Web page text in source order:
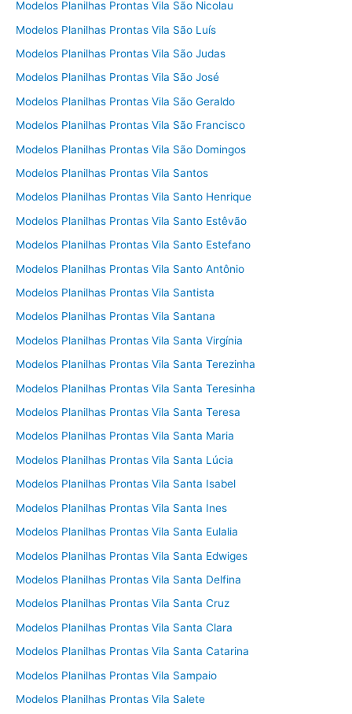
Modelos Planilhas Prontas Vila São Nicolau
Modelos Planilhas Prontas Vila São Luís
Modelos Planilhas Prontas Vila São Judas
Modelos Planilhas Prontas Vila São José
Modelos Planilhas Prontas Vila São Geraldo
Modelos Planilhas Prontas Vila São Francisco
Modelos Planilhas Prontas Vila São Domingos
Modelos Planilhas Prontas Vila Santos
Modelos Planilhas Prontas Vila Santo Henrique
Modelos Planilhas Prontas Vila Santo Estêvão
Modelos Planilhas Prontas Vila Santo Estefano
Modelos Planilhas Prontas Vila Santo Antônio
Modelos Planilhas Prontas Vila Santista
Modelos Planilhas Prontas Vila Santana
Modelos Planilhas Prontas Vila Santa Virgínia
Modelos Planilhas Prontas Vila Santa Terezinha
Modelos Planilhas Prontas Vila Santa Teresinha
Modelos Planilhas Prontas Vila Santa Teresa
Modelos Planilhas Prontas Vila Santa Maria
Modelos Planilhas Prontas Vila Santa Lúcia
Modelos Planilhas Prontas Vila Santa Isabel
Modelos Planilhas Prontas Vila Santa Ines
Modelos Planilhas Prontas Vila Santa Eulalia
Modelos Planilhas Prontas Vila Santa Edwiges
Modelos Planilhas Prontas Vila Santa Delfina
Modelos Planilhas Prontas Vila Santa Cruz
Modelos Planilhas Prontas Vila Santa Clara
Modelos Planilhas Prontas Vila Santa Catarina
Modelos Planilhas Prontas Vila Sampaio
Modelos Planilhas Prontas Vila Salete